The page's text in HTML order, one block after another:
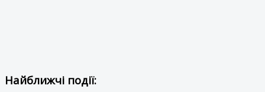
Найближчі події: